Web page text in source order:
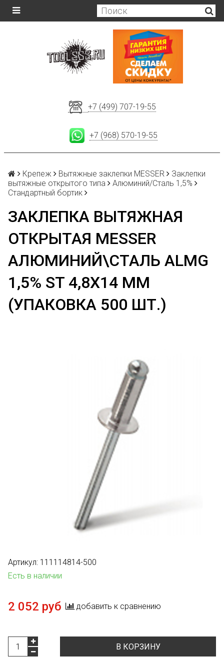
+7 (499) 707-19-55
+7 (968) 570-19-55
Крепеж Вытяжные заклепки MESSER
Заклепки
вытяжные открытого типа
Алюминий/Сталь 1,5%
Стандартный бортик
ЗАКЛЕПКА ВЫТЯЖНАЯ
ОТКРЫТАЯ MESSER
АЛЮМИНИЙ\СТАЛЬ ALMG
1,5% ST 4,8X14 ММ
(УПАКОВКА 500 ШТ.)
Артикул: 111114814-500
Есть в наличии
2 052 руб добавить к сравнению
В КОРЗИНУ